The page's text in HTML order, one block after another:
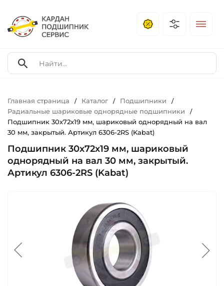
Главная страница / Каталог / Подшипники /
Радиальные шариковые однорядные подшипники /
Подшипник 30х72х19 мм, шариковый однорядный на вал
30 мм, закрытый. Артикул 6306-2RS (Kabat)
Подшипник 30х72х19 мм, шариковый
однорядный на вал 30 мм, закрытый.
Артикул 6306-2RS (Kabat)